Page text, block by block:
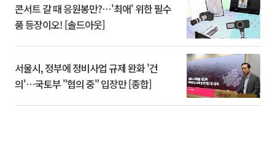
콘서트 갈 때 응원봉만?⋯'최애' 위한 필수
품 등장이오! [솔드아웃]
서울시, 정부에 정비사업 규제 완화 '건
의'⋯국토부 "협의 중" 입장만 [종합]